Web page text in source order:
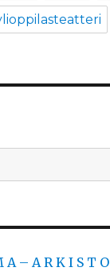
A – A R K I S T O